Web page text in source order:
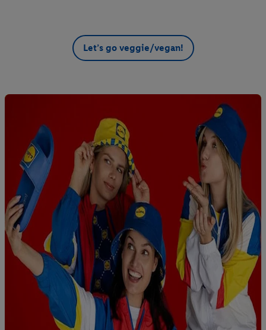
Let’s go veggie/vegan!
également être affichées sur plusieurs apppareils et plusieurs
services de Lidl si plusieurs terminaux ou plusieurs services de
Lidl peuvent vous être attribués en utilisant votre adresse e-
Sous « Personnaliser », vous pouvez autoriser des finalités
individuelles et trouver de plus amples informations sur le
traitement des données.
En cliquant sur « Refuser », vous pouvez autoriser uniquement
l’utilisation des technologies nécessaires. En cliquant sur «
Accepter », vous autorisez tous les traitements pour toutes les
finalités susmentionnées. Vous trouverez de plus amples
informations sur la durée de conservation des données et votre
droit de révoquer votre consentement à tout moment avec effet
pour l’avenir dans notredéclaration relative à la protection des
données. Vous trouverez les impressions ici.